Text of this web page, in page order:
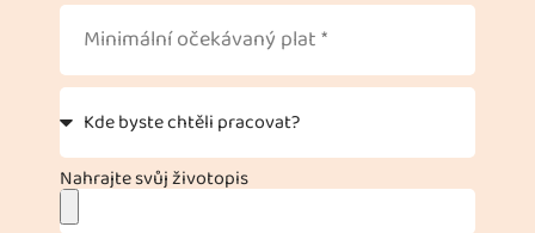
Nahrajte svůj životopis